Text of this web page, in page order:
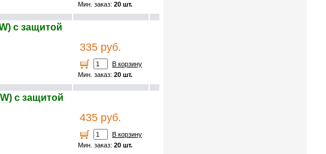
Мин. заказ: 20 шт.
с защитой
335 руб.
В корзину
Мин. заказ: 20 шт.
с защитой
435 руб.
В корзину
Мин. заказ: 20 шт.